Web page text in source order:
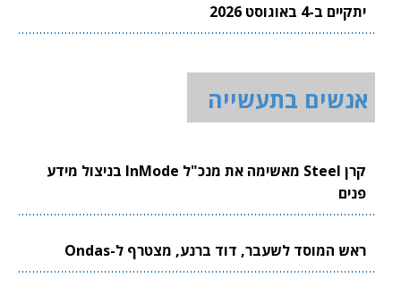
יתקיים ב-4 באוגוסט 2026
אנשים בתעשייה
קרן Steel מאשימה את מנכ"ל InMode בניצול מידע
פנים
ראש המוסד לשעבר, דוד ברנע, מצטרף ל-Ondas